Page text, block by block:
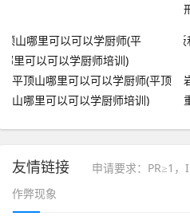
平顶山哪里可以可以学厨师(平顶
山哪里可以可以学厨师培训)
友情链接
申请要求：PR≥1
作弊现象